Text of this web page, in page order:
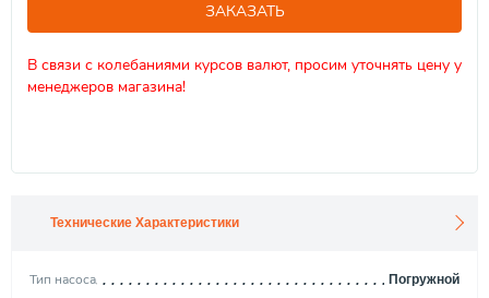
ЗАКАЗАТЬ
В связи с колебаниями курсов валют, просим уточнять цену у
менеджеров магазина!
Технические Характеристики
Тип насоса Погружной